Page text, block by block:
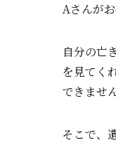
Aさんが
自分の亡
を見てく
できません
そこで、